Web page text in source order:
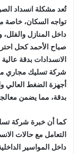
تُعد مشكلة انسداد
تواجه السكان، خاصة
داخل المنازل
صباح الأحمد كحل
الانسدادات بدقة
شركة تسليك مجاري
أجهزة الضغط العالي
بدقة، مما يضمن
كما أن خبرة شركة
التعامل مع حالات
داخل المواسير